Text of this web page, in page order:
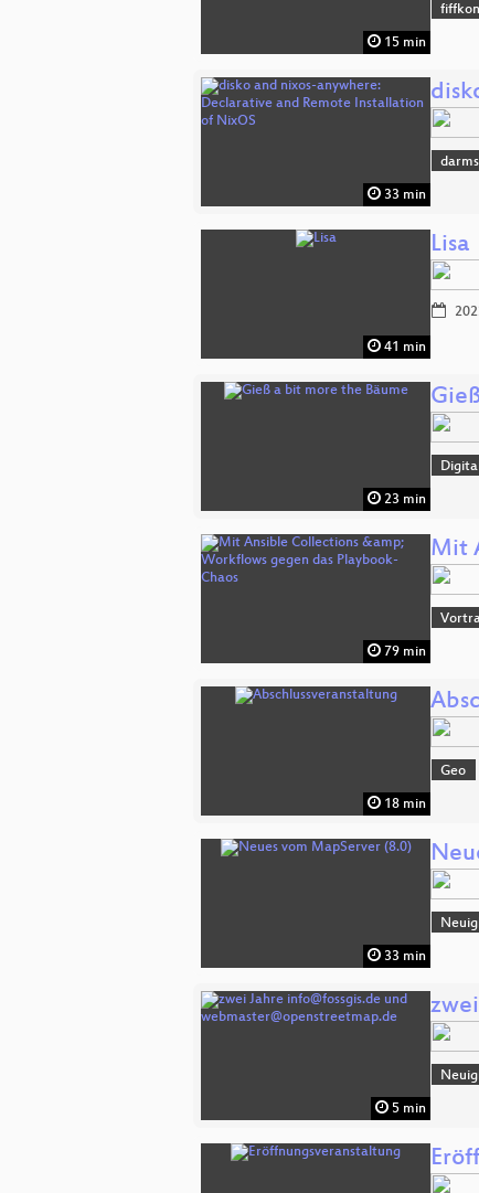
15 min
33 min
41 min
Lisa
23 min
79 min
Mit
18 min
Geo
33 min
5 min